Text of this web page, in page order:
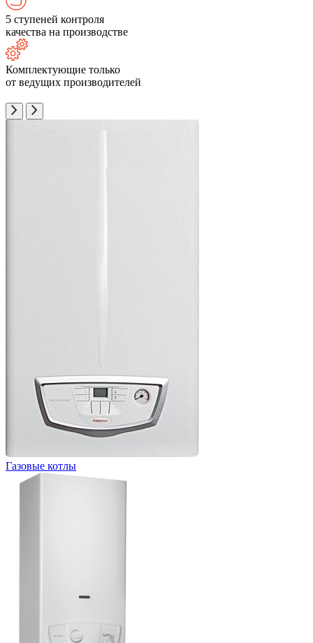
5 ступеней контроля
качества на производстве
Комплектующие только
от ведущих производителей
Газовые котлы